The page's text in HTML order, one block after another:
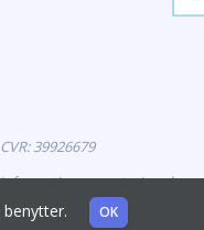
39926679
information om
benytter. OK